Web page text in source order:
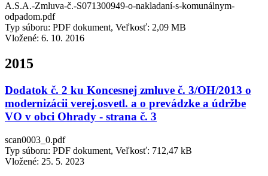
A.S.A.-Zmluva-č.-S071300949-o-nakladaní-s-komunálnym-
odpadom.pdf
Typ súboru: PDF dokument, Veľkosť: 2,09 MB
Vložené: 6. 10. 2016
2015
Dodatok č. 2 ku Koncesnej zmluve č. 3/OH/2013 o
modernizácii verej.osvetl. a o prevádzke a údržbe
VO v obci Ohrady - strana č. 3
scan0003_0.pdf
Typ súboru: PDF dokument, Veľkosť: 712,47 kB
Vložené: 25. 5. 2023